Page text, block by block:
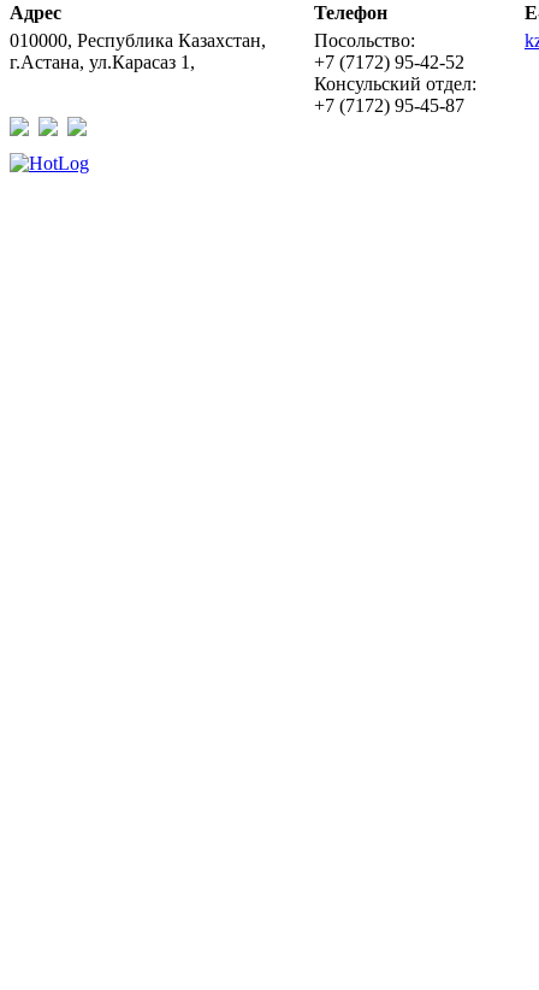
Адрес
010000, Республика Казахстан,
г.Астана, ул.Карасаз 1,
Телефон
Посольство:
+7 (7172) 95-42-52
Консульский отдел:
+7 (7172) 95-45-87